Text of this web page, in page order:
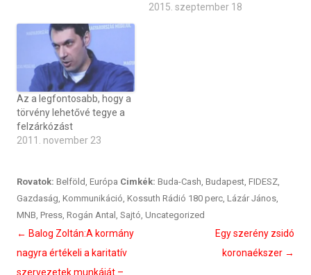
2015. szeptember 18
Az a legfontosabb, hogy a
törvény lehetővé tegye a
felzárkózást
2011. november 23
Rovatok: Belföld Európa Cimkék: Buda-Cash Budapest FIDESZ
Gazdaság Kommunikáció Kossuth Rádió 180 perc Lázár János
MNB Press Rogán Antal Sajtó Uncategorized
Bejegyzés
navigáció
← Balog Zoltán:A kormány
nagyra értékeli a karitatív
szervezetek munkáját –
Egy szerény zsidó
koronaékszer →